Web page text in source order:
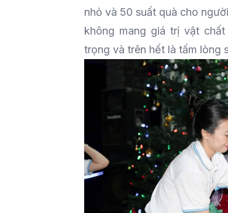
nhỏ và 50 suất quà cho
không mang giá trị vật
trọng và trên hết là tấm lòng